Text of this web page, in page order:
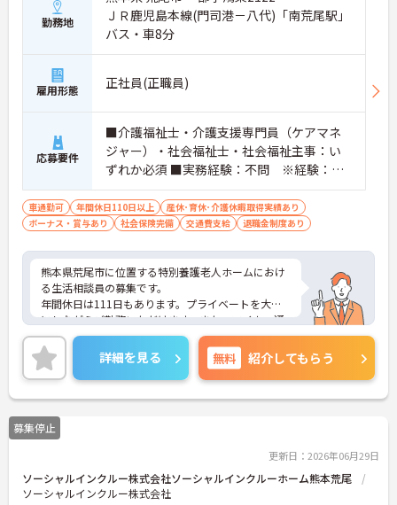
勤務地
ＪＲ鹿児島本線(門司港－八代)「南荒尾駅」
バス・車8分
雇用形態 正社員(正職員)
応募要件
■介護福祉士・介護支援専門員（ケアマネ
ジャー）・社会福祉士・社会福祉主事：い
ずれか必須 ■実務経験：不問 ※経験：あ
れば尚可
車通勤可 年間休日110日以上
産休･育休･介護休暇取得実績あり
ボーナス・賞与あり
社会保険完備 交通費支給 退職金制度あり
熊本県荒尾市に位置する特別養護老人ホームにおけ
る生活相談員の募集です。
年間休日は111日もあります。プライベートを大切
にしながらご勤務いただけます。また、マイカー通
勤が可能です。通勤が苦になりません。
ご興味のある方には、面接対策ポイントなど、さら
に詳細をご案内しますのでお気軽にご相談くださ
い！
詳細を見る 無料 紹介してもらう
募集停止
更新日：2026年06月29日
ソーシャルインクルー株式会社ソーシャルインクルーホーム熊本荒尾
ソーシャルインクルー株式会社